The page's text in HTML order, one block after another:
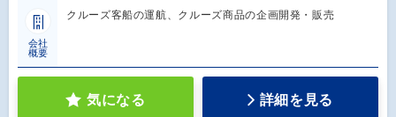
会社
概要
クルーズ客船の運航、クルーズ商品の企画開発・販売
気になる 詳細を見る